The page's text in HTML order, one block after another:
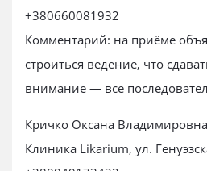
+380660081932
Комментарий: на приёме
строиться ведение, что
внимание — всё
Кричко Оксана Владимировна
Клиника Likarium, ул.